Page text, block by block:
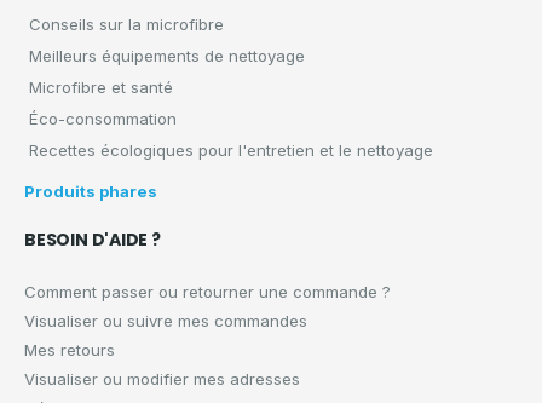
Conseils sur la microfibre
Meilleurs équipements de nettoyage
Microfibre et santé
Éco-consommation
Recettes écologiques pour l'entretien et le nettoyage
Produits phares
BESOIN D'AIDE ?
Comment passer ou retourner une commande ?
Visualiser ou suivre mes commandes
Mes retours
Visualiser ou modifier mes adresses